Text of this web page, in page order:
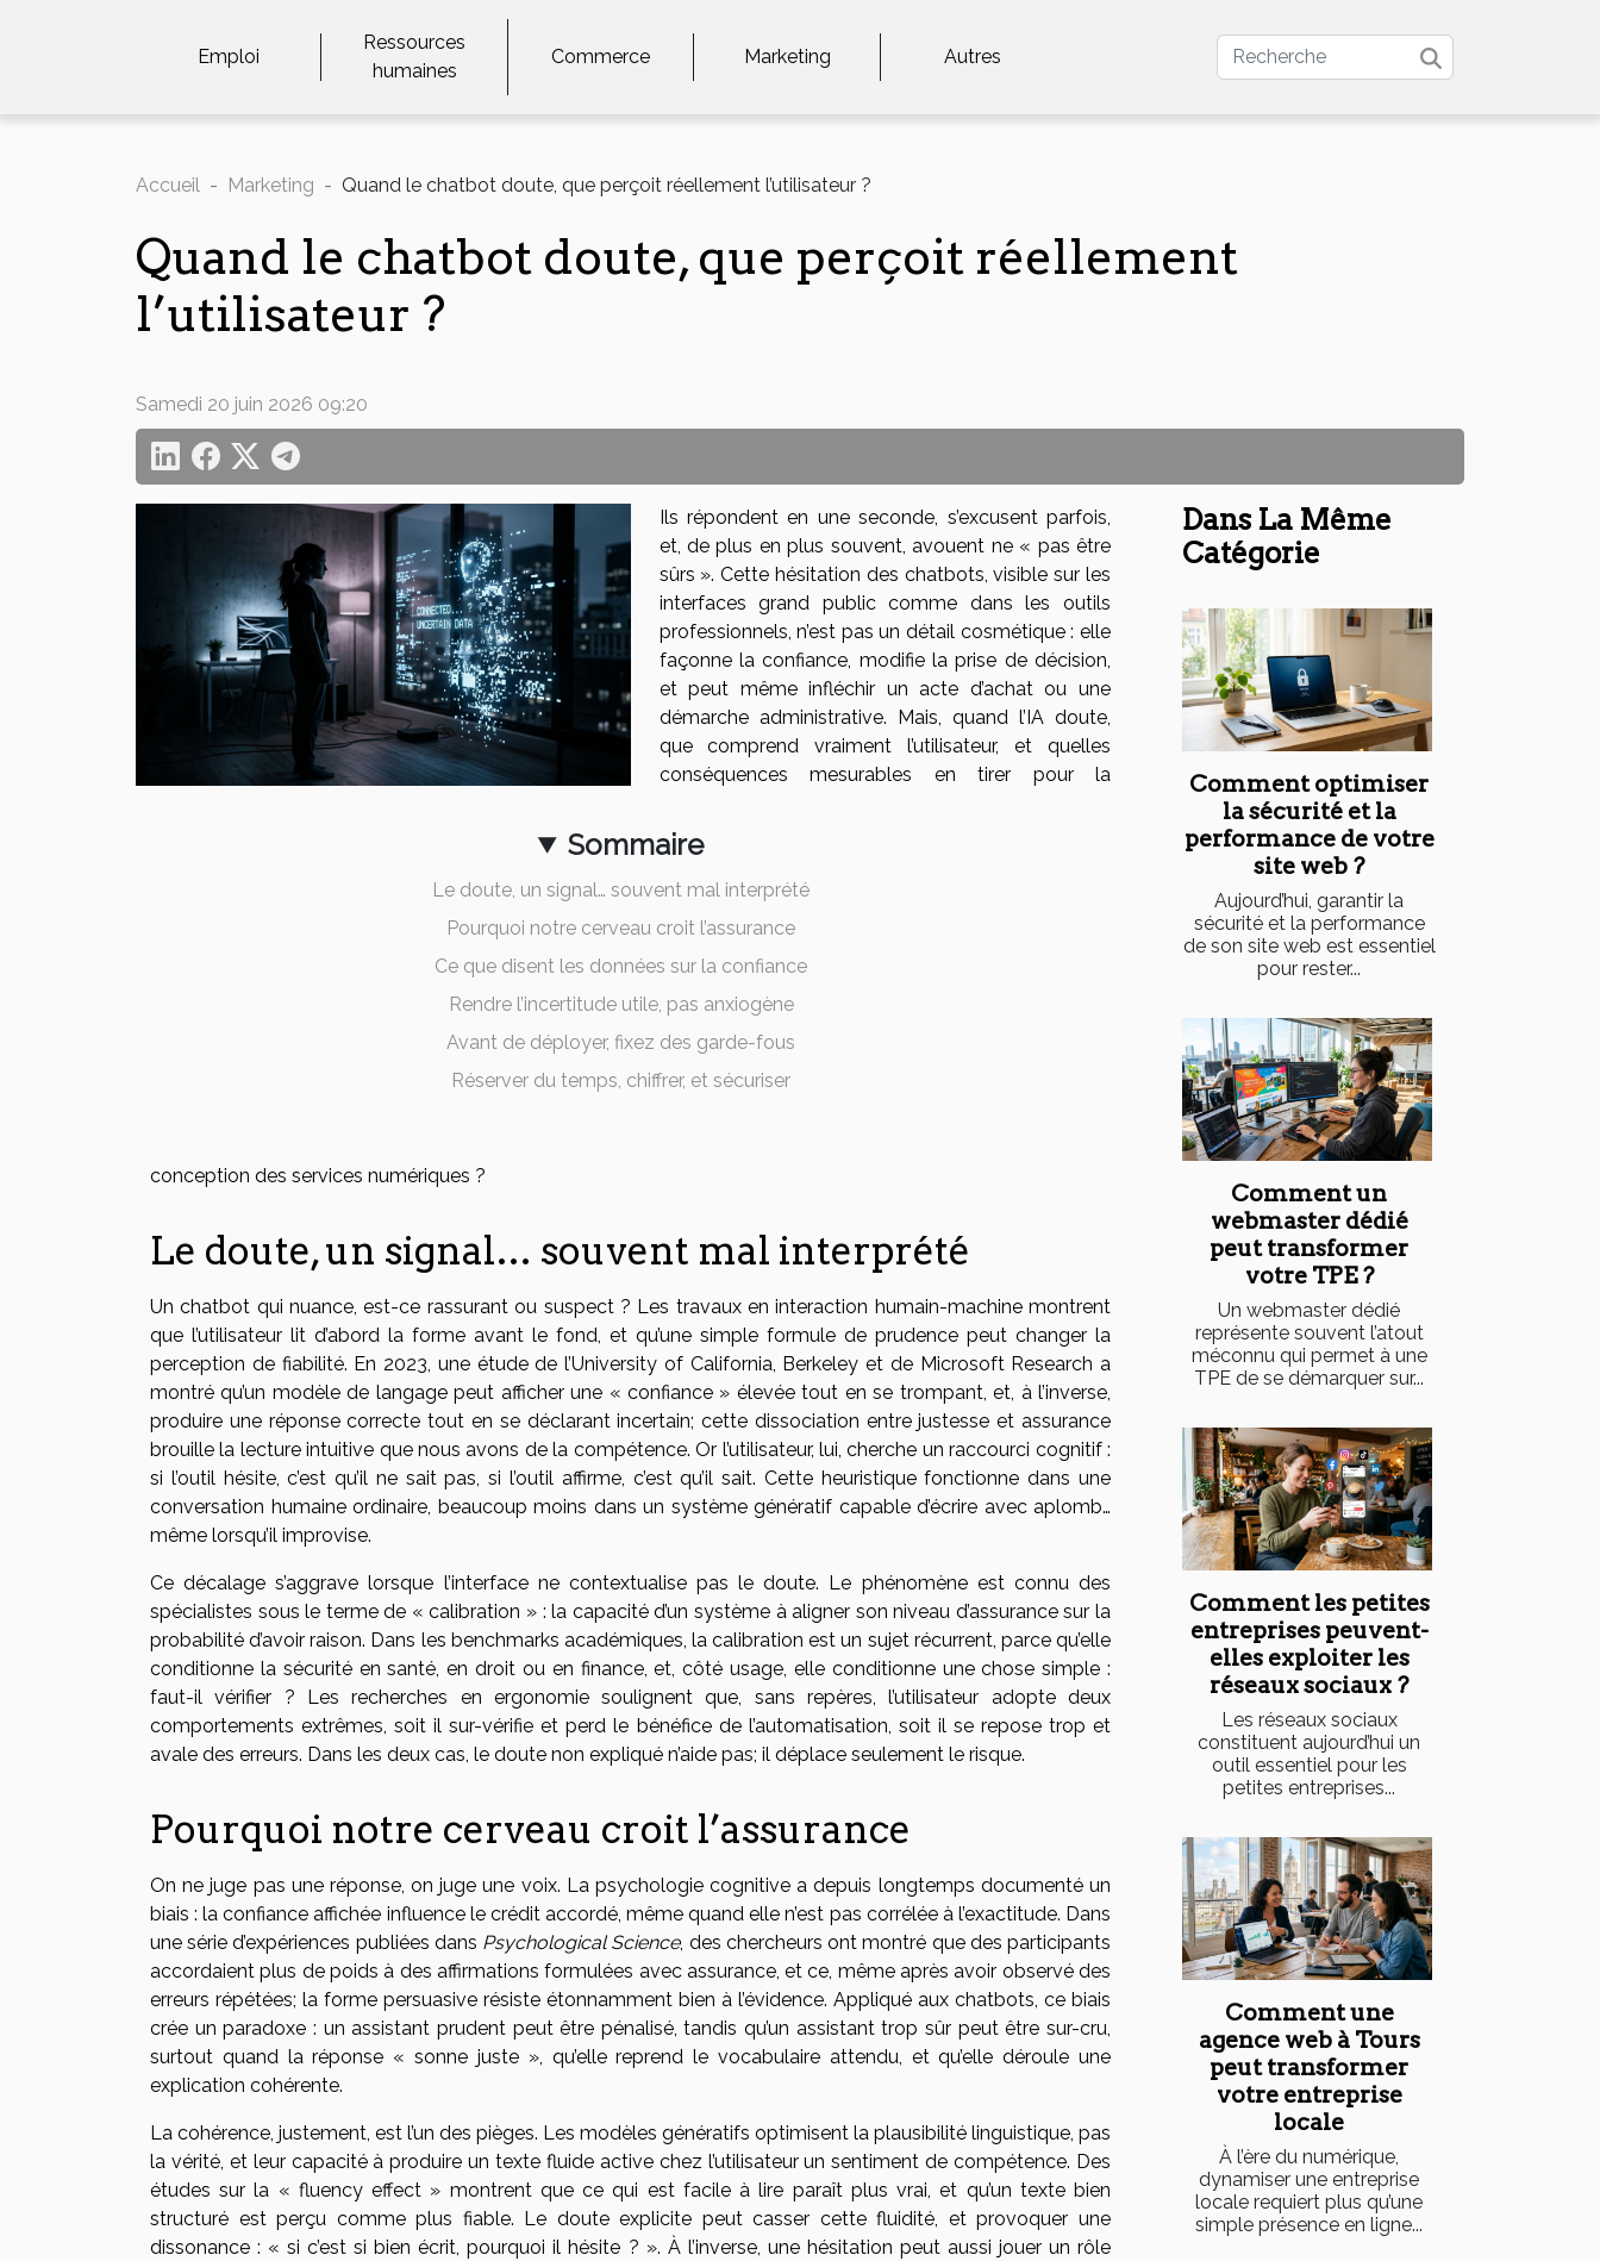
Emploi
Ressources
humaines
Commerce Marketing Autres
Accueil Marketing Quand le chatbot doute, que perçoit réellement l’utilisateur ?
Quand le chatbot doute, que perçoit réellement
l’utilisateur ?
Samedi 20 juin 2026 09:20
Sommaire
Le doute, un signal… souvent mal interprété
Pourquoi notre cerveau croit l’assurance
Ce que disent les données sur la confiance
Rendre l’incertitude utile, pas anxiogène
Avant de déployer, fixez des garde-fous
Réserver du temps, chiffrer, et sécuriser
Ils répondent en une seconde, s’excusent parfois,
et, de plus en plus souvent, avouent ne « pas être
sûrs ». Cette hésitation des chatbots, visible sur les
interfaces grand public comme dans les outils
professionnels, n’est pas un détail cosmétique : elle
façonne la confiance, modifie la prise de décision,
et peut même infléchir un acte d’achat ou une
démarche administrative. Mais, quand l’IA doute,
que comprend vraiment l’utilisateur, et quelles
conséquences mesurables en tirer pour la
conception des services numériques ?
Le doute, un signal… souvent mal interprété
Un chatbot qui nuance, est-ce rassurant ou suspect ? Les travaux en interaction humain-machine montrent
que l’utilisateur lit d’abord la forme avant le fond, et qu’une simple formule de prudence peut changer la
perception de fiabilité. En 2023, une étude de l’University of California, Berkeley et de Microsoft Research a
montré qu’un modèle de langage peut afficher une « confiance » élevée tout en se trompant, et, à l’inverse,
produire une réponse correcte tout en se déclarant incertain; cette dissociation entre justesse et assurance
brouille la lecture intuitive que nous avons de la compétence. Or l’utilisateur, lui, cherche un raccourci cognitif :
si l’outil hésite, c’est qu’il ne sait pas, si l’outil affirme, c’est qu’il sait. Cette heuristique fonctionne dans une
conversation humaine ordinaire, beaucoup moins dans un système génératif capable d’écrire avec aplomb…
même lorsqu’il improvise.
Ce décalage s’aggrave lorsque l’interface ne contextualise pas le doute. Le phénomène est connu des
spécialistes sous le terme de « calibration » : la capacité d’un système à aligner son niveau d’assurance sur la
probabilité d’avoir raison. Dans les benchmarks académiques, la calibration est un sujet récurrent, parce qu’elle
conditionne la sécurité en santé, en droit ou en finance, et, côté usage, elle conditionne une chose simple :
faut-il vérifier ? Les recherches en ergonomie soulignent que, sans repères, l’utilisateur adopte deux
comportements extrêmes, soit il sur-vérifie et perd le bénéfice de l’automatisation, soit il se repose trop et
avale des erreurs. Dans les deux cas, le doute non expliqué n’aide pas; il déplace seulement le risque.
Pourquoi notre cerveau croit l’assurance
On ne juge pas une réponse, on juge une voix. La psychologie cognitive a depuis longtemps documenté un
biais : la confiance affichée influence le crédit accordé, même quand elle n’est pas corrélée à l’exactitude. Dans
une série d’expériences publiées dans Psychological Science, des chercheurs ont montré que des participants
accordaient plus de poids à des affirmations formulées avec assurance, et ce, même après avoir observé des
erreurs répétées; la forme persuasive résiste étonnamment bien à l’évidence. Appliqué aux chatbots, ce biais
crée un paradoxe : un assistant prudent peut être pénalisé, tandis qu’un assistant trop sûr peut être sur-cru,
surtout quand la réponse « sonne juste », qu’elle reprend le vocabulaire attendu, et qu’elle déroule une
explication cohérente.
La cohérence, justement, est l’un des pièges. Les modèles génératifs optimisent la plausibilité linguistique, pas
la vérité, et leur capacité à produire un texte fluide active chez l’utilisateur un sentiment de compétence. Des
études sur la « fluency effect » montrent que ce qui est facile à lire paraît plus vrai, et qu’un texte bien
structuré est perçu comme plus fiable. Le doute explicite peut casser cette fluidité, et provoquer une
dissonance : « si c’est si bien écrit, pourquoi il hésite ? ». À l’inverse, une hésitation peut aussi jouer un rôle
Dans La Même
Catégorie
Comment optimiser
la sécurité et la
performance de votre
site web ?
Aujourd’hui, garantir la
sécurité et la performance
de son site web est essentiel
pour rester...
Comment un
webmaster dédié
peut transformer
votre TPE ?
Un webmaster dédié
représente souvent l’atout
méconnu qui permet à une
TPE de se démarquer sur...
Comment les petites
entreprises peuvent-
elles exploiter les
réseaux sociaux ?
Les réseaux sociaux
constituent aujourd’hui un
outil essentiel pour les
petites entreprises...
Comment une
agence web à Tours
peut transformer
votre entreprise
locale
À l’ère du numérique,
dynamiser une entreprise
locale requiert plus qu’une
simple présence en ligne...